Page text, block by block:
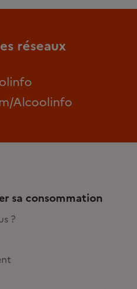
réseaux
Alcoolinfo
sa consommation
?